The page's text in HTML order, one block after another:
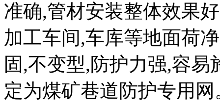
准确,管材安装整体效果
加工车间,车库等地面荷
固,不变型,防护力强,容
定为煤矿巷道防护专用